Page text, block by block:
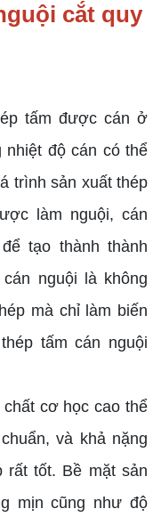
cắt quy
tấm được cán ở
nhiệt độ cán có thể
trình sản xuất thép
làm nguội, cán
tạo thành thành
nguội là không
mà chỉ làm biến
tấm cán nguội
cơ học cao thể
và khả nặng
rất tốt. Bề mặt sản
mịn cũng như độ